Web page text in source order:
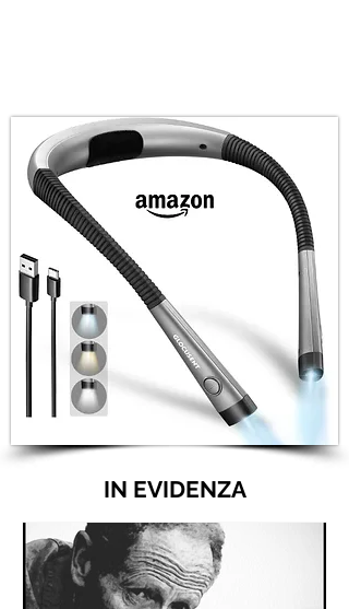
IN EVIDENZA